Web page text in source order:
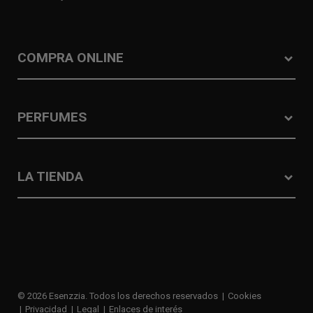
COMPRA ONLINE
PERFUMES
LA TIENDA
© 2026 Esenzzia. Todos los derechos reservados
Cookies
Privacidad
Legal Enlaces de interés